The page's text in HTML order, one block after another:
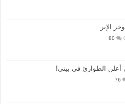
الإبر
80
أعلن الطوارئ في بيتي!
76